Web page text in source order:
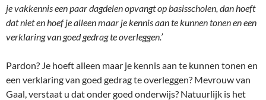
je vakkennis een paar dagdelen opvangt op basisscholen, dan hoeft
dat niet en hoef je alleen maar je kennis aan te kunnen tonen en een
verklaring van goed gedrag te overleggen.’
Pardon? Je hoeft alleen maar je kennis aan te kunnen tonen en
een verklaring van goed gedrag te overleggen? Mevrouw van
Gaal, verstaat u dat onder goed onderwijs? Natuurlijk is het